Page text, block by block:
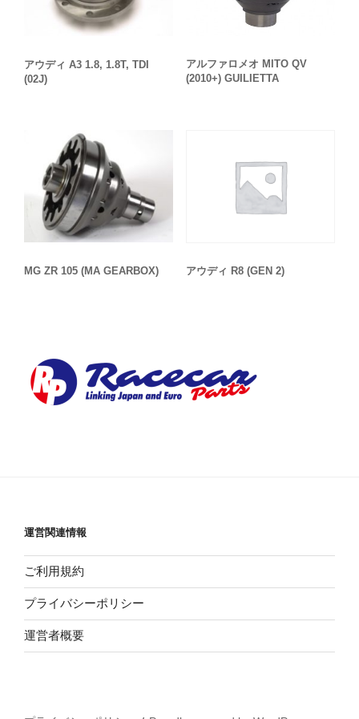
アウディ A3 1.8, 1.8T, TDI
(02J)
アルファロメオ MITO QV
(2010+) GUILIETTA
MG ZR 105 (MA GEARBOX) アウディ R8 (GEN 2)
運営関連情報
ご利用規約
プライバシーポリシー
運営者概要